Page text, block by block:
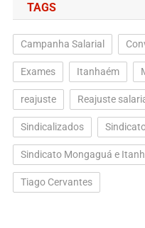
TAGS
Campanha Salarial
Exames Itanhaém
reajuste Reajuste
Sindicalizados
Sindicato Mongaguá e
Tiago Cervantes